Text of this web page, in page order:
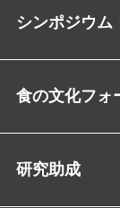
シンポジウム
食の文化フォ
研究助成